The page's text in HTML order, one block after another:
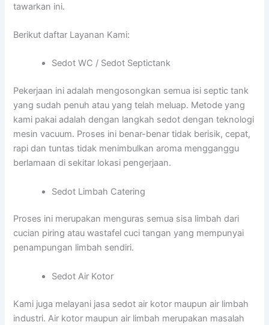
tawarkan ini.
Berikut daftar Layanan Kami:
Sedot WC / Sedot Septictank
Pekerjaan ini adalah mengosongkan semua isi septic tank
yang sudah penuh atau yang telah meluap. Metode yang
kami pakai adalah dengan langkah sedot dengan teknologi
mesin vacuum. Proses ini benar-benar tidak berisik, cepat,
rapi dan tuntas tidak menimbulkan aroma mengganggu
berlamaan di sekitar lokasi pengerjaan.
Sedot Limbah Catering
Proses ini merupakan menguras semua sisa limbah dari
cucian piring atau wastafel cuci tangan yang mempunyai
penampungan limbah sendiri.
Sedot Air Kotor
Kami juga melayani jasa sedot air kotor maupun air limbah
industri. Air kotor maupun air limbah merupakan masalah